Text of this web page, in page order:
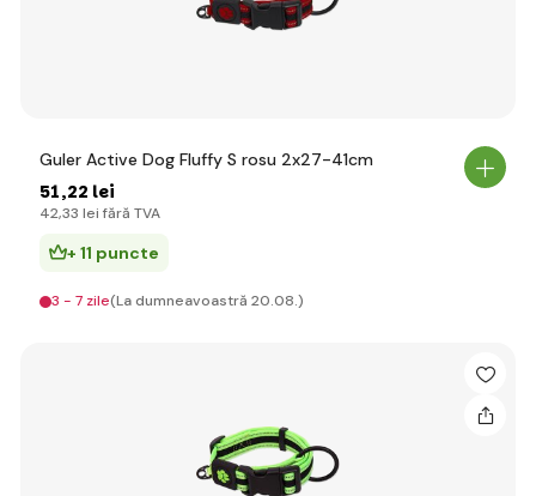
Guler Active Dog Fluffy S rosu 2x27-41cm
51,22 lei
42,33 lei fără TVA
+ 11 puncte
3 - 7 zile(La dumneavoastră 20.08.)